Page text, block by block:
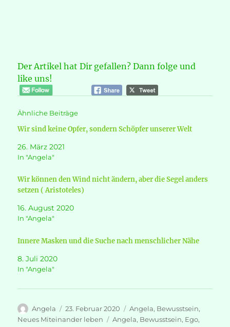
Der Artikel hat Dir gefallen? Dann folge und
like uns!
Ähnliche Beiträge
Wir sind keine Opfer, sondern Schöpfer unserer Welt
26. März 2021
In "Angela"
Wir können den Wind nicht ändern, aber die Segel anders
setzen ( Aristoteles)
16. August 2020
In "Angela"
Innere Masken und die Suche nach menschlicher Nähe
8. Juli 2020
In "Angela"
Autor
Angela
Veröffentlicht
am
23. Februar 2020 Kategorien
Angela, Bewusstsein,
Neues Miteinander leben
Schlagwörter
Angela, Bewusstsein, Ego,